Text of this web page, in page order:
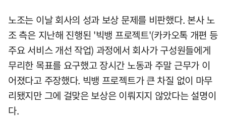
노조는 이날 회사의 성과 보상 문제를 비판했다. 본사 노
조 측은 지난해 진행된 '빅뱅 프로젝트'(카카오톡 개편 등
주요 서비스 개선 작업) 과정에서 회사가 구성원들에게
무리한 목표를 요구했고 장시간 노동과 주말 근무가 이
어졌다고 주장했다. 빅뱅 프로젝트가 큰 차질 없이 마무
리됐지만 그에 걸맞은 보상은 이뤄지지 않았다는 설명이
다.